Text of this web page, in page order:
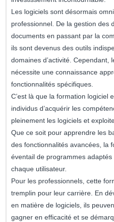
Les logiciels sont désormais
professionnel. De la gestion des
documents en passant par la
ils sont devenus des outils
domaines d’activité. Cependant,
nécessite une connaissance
fonctionnalités spécifiques.
C’est là que la formation logiciel
individus d’acquérir les
pleinement les logiciels et
Que ce soit pour apprendre les
des fonctionnalités avancées, la
éventail de programmes
chaque utilisateur.
Pour les professionnels, cette
tremplin pour leur carrière. En
en matière de logiciels, ils
gagner en efficacité et se